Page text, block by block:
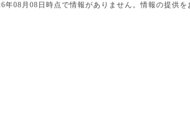
年08月08日時点で情報がありません。情報の提供